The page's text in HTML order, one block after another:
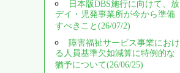
日本版DBS施行に向けて、放
デイ・児発事業所が今から準備
すべきこと(26/07/2)
障害福祉サービス事業におけ
る人員基準欠如減算に特例的な
猶予について(26/06/25)